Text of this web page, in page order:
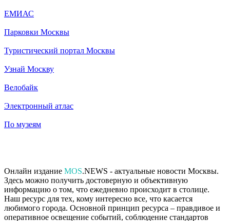
ЕМИАС
Парковки Москвы
Туристический портал Москвы
Узнай Москву
Велобайк
Электронный атлас
По музеям
Онлайн издание MOS.NEWS - актуальные новости Москвы.
Здесь можно получить достоверную и объективную
информацию о том, что ежедневно происходит в столице.
Наш ресурс для тех, кому интересно все, что касается
любимого города. Основной принцип ресурса – правдивое и
оперативное освещение событий, соблюдение стандартов